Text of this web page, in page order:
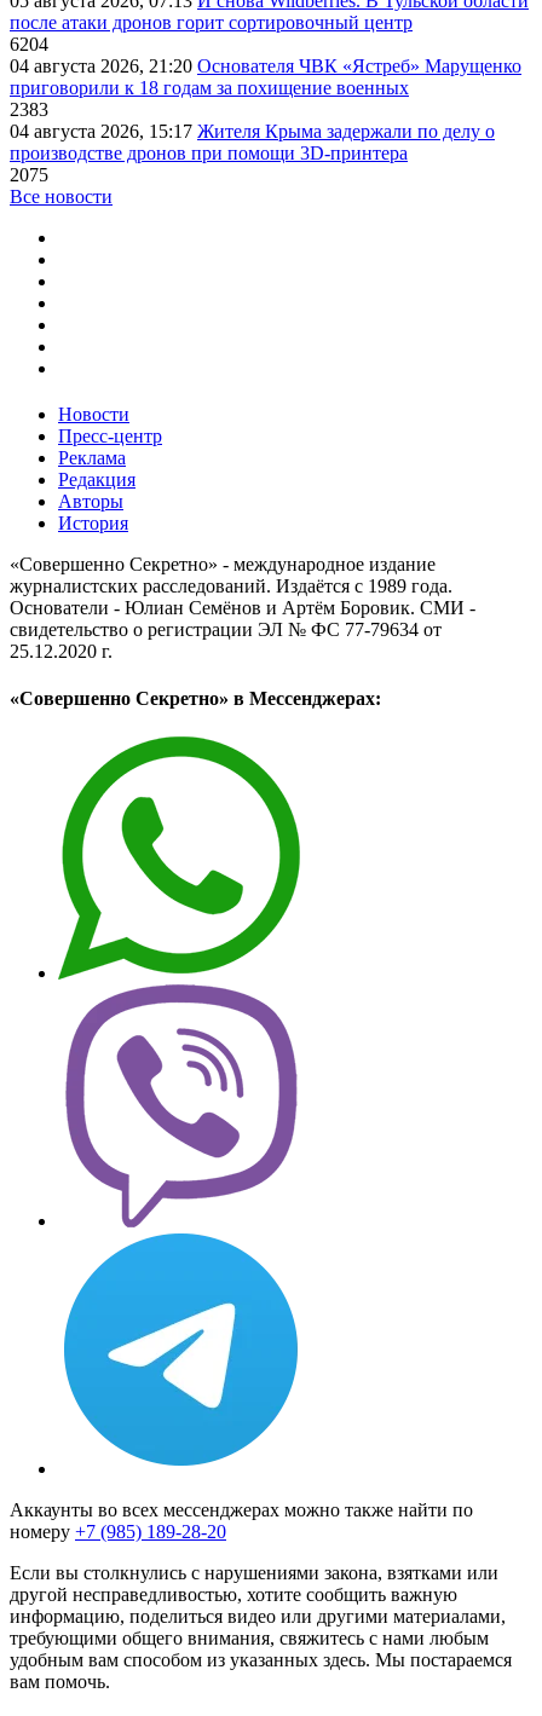
после атаки дронов горит сортировочный центр
6204
04 августа 2026, 21:20 Основателя ЧВК «Ястреб» Марущенко
приговорили к 18 годам за похищение военных
2383
04 августа 2026, 15:17 Жителя Крыма задержали по делу о
производстве дронов при помощи 3D‑принтера
2075
Все новости
Новости
Пресс-центр
Реклама
Редакция
Авторы
История
«Совершенно Секретно» - международное издание
журналистских расследований. Издаётся с 1989 года.
Основатели - Юлиан Семёнов и Артём Боровик. CМИ -
свидетельство о регистрации ЭЛ № ФС 77-79634 от
25.12.2020 г.
«Совершенно Секретно» в Мессенджерах:
Аккаунты во всех мессенджерах можно также найти по
номеру +7 (985) 189-28-20
Если вы столкнулись с нарушениями закона, взятками или
другой несправедливостью, хотите сообщить важную
информацию, поделиться видео или другими материалами,
требующими общего внимания, свяжитесь с нами любым
удобным вам способом из указанных здесь. Мы постараемся
вам помочь.